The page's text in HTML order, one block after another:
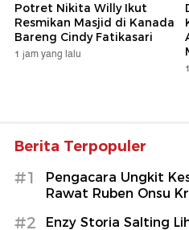
Potret Nikita Willy Ikut
Resmikan Masjid di Kanada
Bareng Cindy Fatikasari
1 jam yang lalu
Berita Terpopuler
#1
Pengacara Ungkit
Rawat Ruben Onsu
#2 Enzy Storia Salting